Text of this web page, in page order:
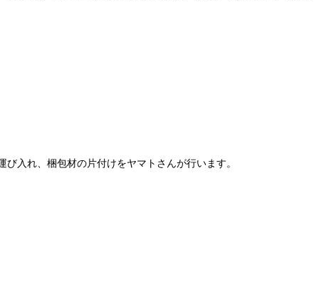
入れ、梱包材の片付けをヤマトさんが行います。